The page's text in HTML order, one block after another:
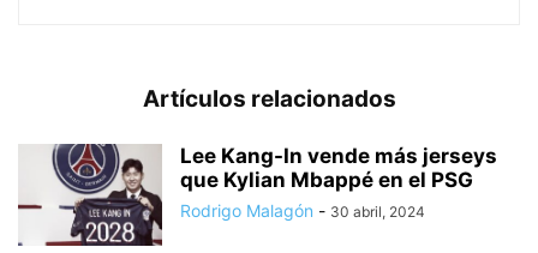
Artículos relacionados
Lee Kang-In vende más jerseys
que Kylian Mbappé en el PSG
Rodrigo Malagón - 30 abril, 2024